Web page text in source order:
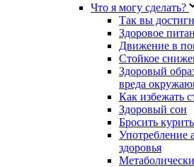
Что я могу сделать?
Так вы
Здоровое
Движение в
Стойкое
Здоровый
вреда
Как избежать
Здоровый сон
Бросить курить
Употребление
здоровья